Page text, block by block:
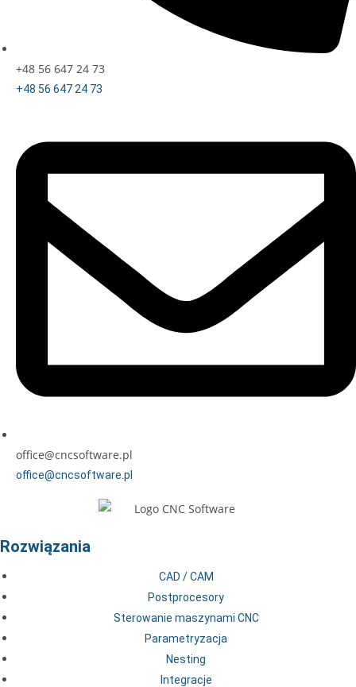
+48 56 647 24 73
+48 56 647 24 73
office@cncsoftware.pl
office@cncsoftware.pl
Rozwiązania
CAD / CAM
Postprocesory
Sterowanie maszynami CNC
Parametryzacja
Nesting
Integracje